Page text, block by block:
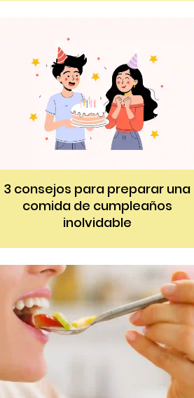
3 consejos para preparar una
comida de cumpleaños
inolvidable